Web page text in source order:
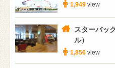
1,949 view
スターバッ
ル）
1,856 view